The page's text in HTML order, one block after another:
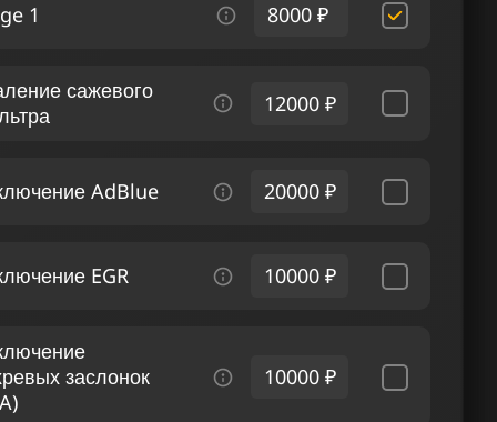
1 8000 ₽
сажевого
12000 ₽
AdBlue 20000 ₽
EGR 10000 ₽
заслонок
10000 ₽